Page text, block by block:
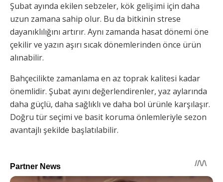
Şubat ayında ekilen sebzeler, kök gelişimi için daha
uzun zamana sahip olur. Bu da bitkinin strese
dayanıklılığını artırır. Aynı zamanda hasat dönemi öne
çekilir ve yazın aşırı sıcak dönemlerinden önce ürün
alınabilir.
Bahçecilikte zamanlama en az toprak kalitesi kadar
önemlidir. Şubat ayını değerlendirenler, yaz aylarında
daha güçlü, daha sağlıklı ve daha bol ürünle karşılaşır.
Doğru tür seçimi ve basit koruma önlemleriyle sezon
avantajlı şekilde başlatılabilir.